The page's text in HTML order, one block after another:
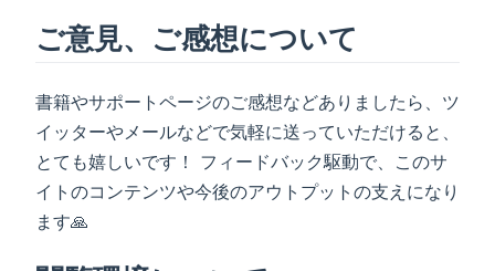
ご意見、ご感想について
書籍やサポートページのご感想などありましたら、ツ
イッターやメールなどで気軽に送っていただけると、
とても嬉しいです！ フィードバック駆動で、このサ
イトのコンテンツや今後のアウトプットの支えになり
ます🙏